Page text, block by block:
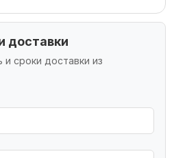
доставки
и сроки доставки из